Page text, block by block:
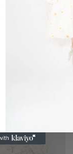
Tulum - Krem